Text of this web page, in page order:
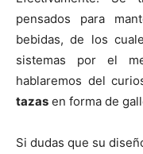
pensados para
bebidas, de los
sistemas por el
hablaremos del
tazas en forma de
Si dudas que su